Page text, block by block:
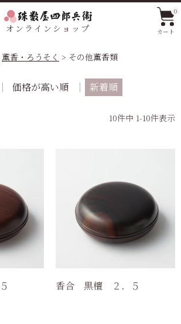
オンラインショップ カート
0
薫香・ろうそく その他薫香類
価格が高い順 新着順
10件中 1-10件表示
香合 黒檀 ２．５